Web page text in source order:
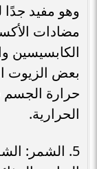
وهو مفيد جدًا
مضادات
الكابسيسين
بعض الزيوت
حرارة الجسم
الحرارية.
5. الشمر: